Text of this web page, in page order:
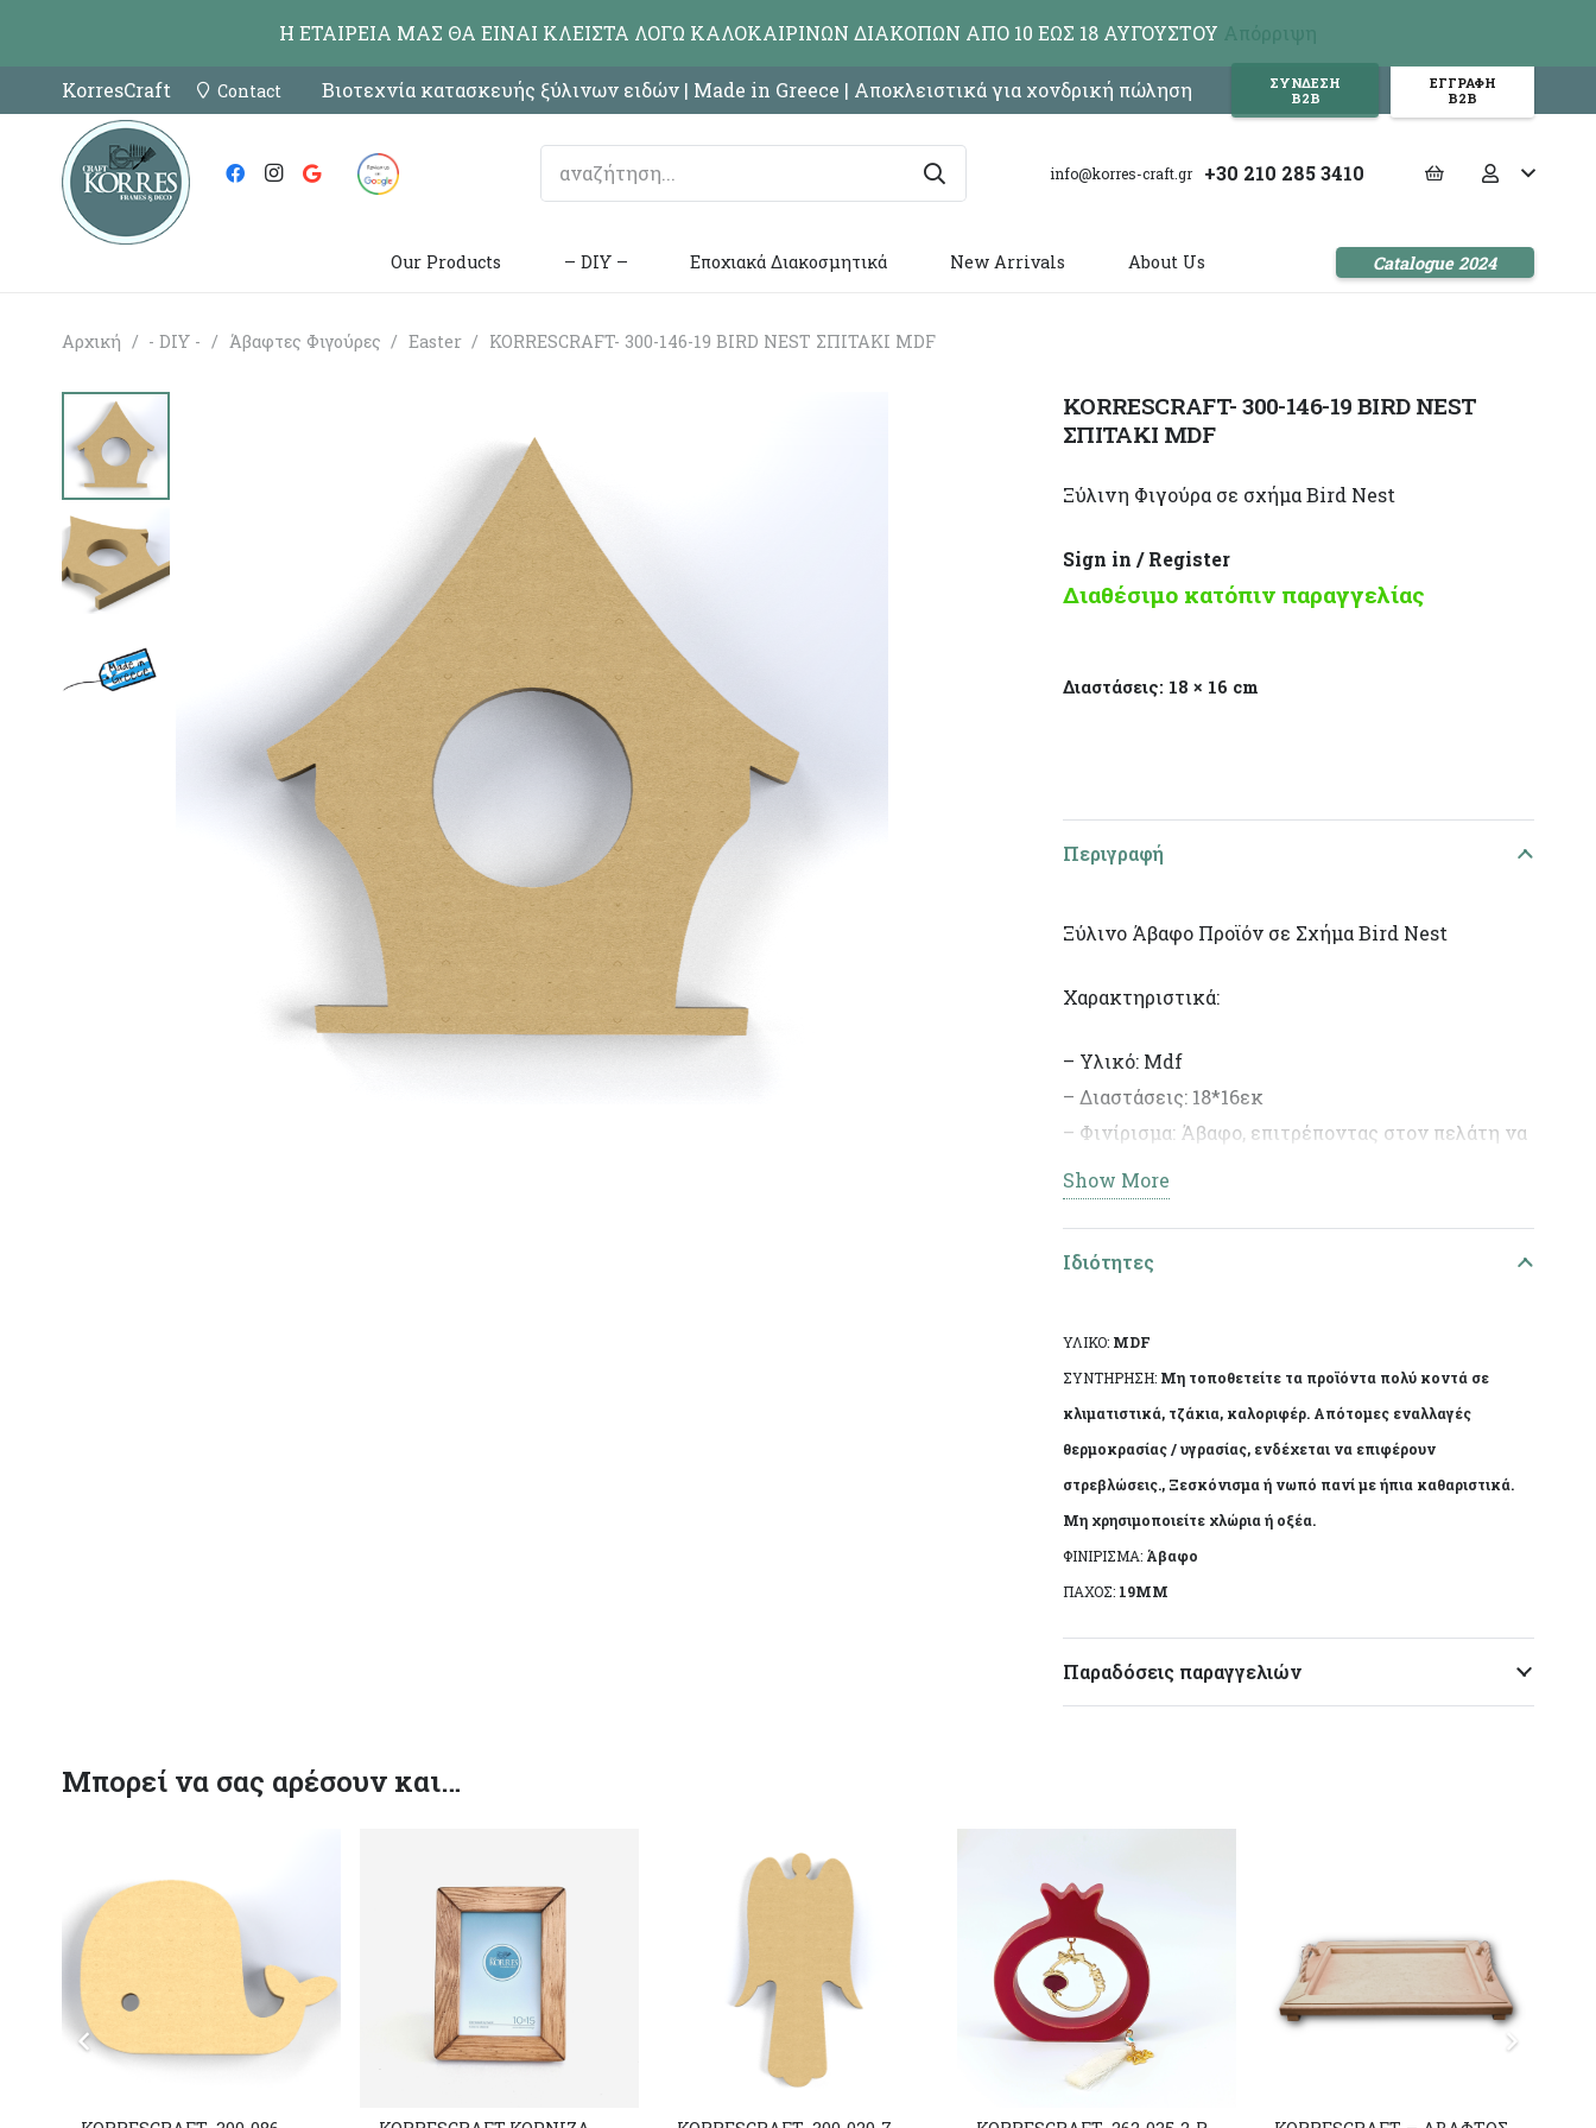
KorresCraft Contact Βιοτεχνία κατασκευής ξύλινων ειδών | Made in Greece | Αποκλειστικά για χονδρική πώληση
ΣΥΝΔΕΣΗ
Β2Β
ΕΓΓΡΑΦΗ
Β2Β
info@korres-craft.gr +30 210 285 3410
Our Products – DIY – Εποχιακά Διακοσμητικά New Arrivals About Us Catalogue 2024
Αρχική / - DIY - / Άβαφτες Φιγούρες / Easter / KORRESCRAFT- 300-146-19 BIRD NEST ΣΠΙΤΑΚΙ MDF
KORRESCRAFT- 300-146-19 BIRD NEST
ΣΠΙΤΑΚΙ MDF
Ξύλινη Φιγούρα σε σχήμα Bird Nest
Sign in / Register
Διαθέσιμο κατόπιν παραγγελίας
Διαστάσεις: 18 × 16 cm
Περιγραφή
Ξύλινο Άβαφο Προϊόν σε Σχήμα Bird Nest
Χαρακτηριστικά:
– Υλικό: Mdf
– Διαστάσεις: 18*16εκ
– Φινίρισμα: Άβαφο, επιτρέποντας στον πελάτη να
διακοσμήσει το προϊόν σύμφωνα με το προσωπικό
του γούστο.
δημιουργίες.
Show More
Ιδιότητες
ΥΛΙΚΟ: MDF
ΣΥΝΤΗΡΗΣΗ: Μη τοποθετείτε τα προϊόντα πολύ κοντά σε
κλιματιστικά, τζάκια, καλοριφέρ. Απότομες εναλλαγές
θερμοκρασίας / υγρασίας, ενδέχεται να επιφέρουν
στρεβλώσεις., Ξεσκόνισμα ή νωπό πανί με ήπια καθαριστικά.
Μη χρησιμοποιείτε χλώρια ή οξέα.
ΦΙΝΙΡΙΣΜΑ: Άβαφο
ΠΑΧΟΣ: 19MM
Παραδόσεις παραγγελιών
Μπορεί να σας αρέσουν και…
Η ΕΤΑΙΡΕΙΑ ΜΑΣ ΘΑ ΕΙΝΑΙ ΚΛΕΙΣΤΑ ΛΟΓΩ ΚΑΛΟΚΑΙΡΙΝΩΝ ΔΙΑΚΟΠΩΝ ΑΠΟ 10 ΕΩΣ 18 ΑΥΓΟΥΣΤΟΥ Απόρριψη